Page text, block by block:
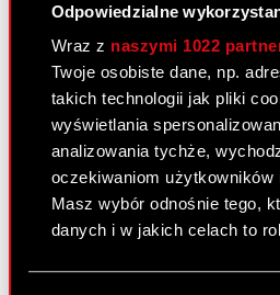
Odpowiedzialne
Wraz z naszymi 1022
Twoje osobiste dane, np.
takich technologii jak pliki
wyświetlania
analizowania tychże,
oczekiwaniom użytkowników
Masz wybór odnośnie tego,
danych i w jakich celach to
Raport bieżący nr
5 maja 2022
Temat: Ujawnienie stanu
prawna: Art. 70 pkt 1 Ustawy
lub zbycie znacznego pakietu
CD PROJEKT S.A. z siedzibą